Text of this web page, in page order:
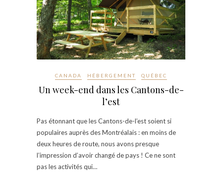
CANADA HÉBERGEMENT QUÉBEC
Un week-end dans les Cantons-de-
l’est
Pas étonnant que les Cantons-de-l’est soient si
populaires auprès des Montréalais : en moins de
deux heures de route, nous avons presque
l’impression d’avoir changé de pays ! Ce ne sont
pas les activités qui…